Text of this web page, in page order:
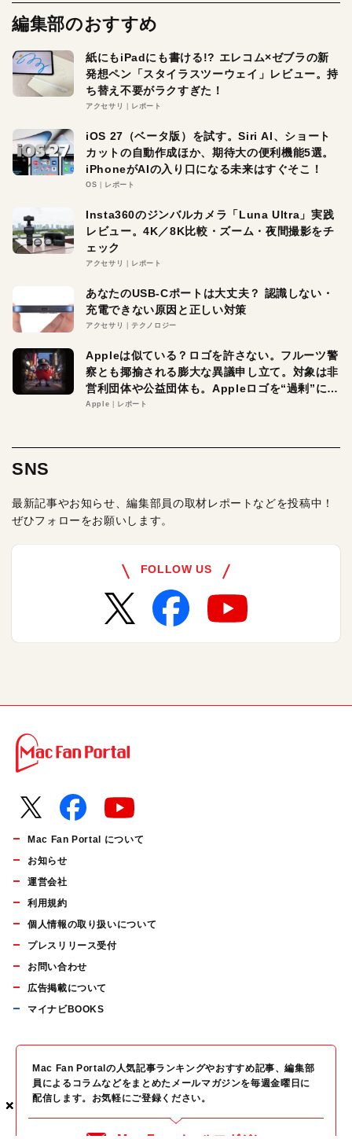
×
×
×
編集部のおすすめ
紙にもiPadにも書ける!? エレコム×ゼブラの新
発想ペン「スタイラスツーウェイ」レビュー。持
ち替え不要がラクすぎた！
アクセサリ レポート
iOS 27（ベータ版）を試す。Siri AI、ショート
カットの自動作成ほか、期待大の便利機能5選。
iPhoneがAIの入り口になる未来はすぐそこ！
OS レポート
Insta360のジンバルカメラ「Luna Ultra」実践
レビュー。4K／8K比較・ズーム・夜間撮影をチ
ェック
アクセサリ レポート
あなたのUSB-Cポートは大丈夫？ 認識しない・
充電できない原因と正しい対策
アクセサリ テクノロジー
Appleは似ている？ロゴを許さない。フルーツ警
察とも揶揄される膨大な異議申し立て。対象は非
営利団体や公益団体も。Appleロゴを“過剰”に守
る理由とは
Apple レポート
SNS
最新記事やお知らせ、編集部員の取材レポートなどを投稿中！
ぜひフォローをお願いします。
FOLLOW US
Mac Fan Portal について
お知らせ
運営会社
利用規約
個人情報の取り扱いについて
プレスリリース受付
お問い合わせ
広告掲載について
マイナビBOOKS
Mac Fan Portalの人気記事ランキングやおすすめ記事、編集部
員によるコラムなどをまとめたメールマガジンを毎週金曜日に
配信します。お気軽にご登録ください。